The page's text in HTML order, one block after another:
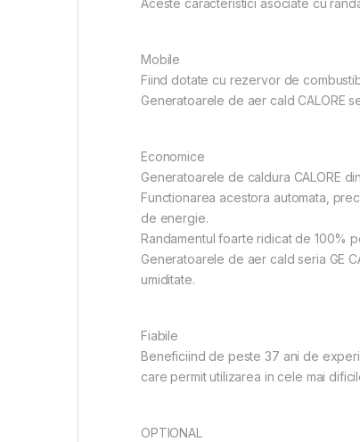
Aceste caracteristici asociate cu
Mobile
Fiind dotate cu rezervor de
Generatoarele de aer cald CALORE
Economice
Generatoarele de caldura CALORE
Functionarea acestora automata,
de energie.
Randamentul foarte ridicat de 100%
Generatoarele de aer cald seria GE
umiditate.
Fiabile
Beneficiind de peste 37 ani de
care permit utilizarea in cele mai
OPTIONAL